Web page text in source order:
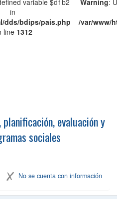
in
dds/bdips/pais.php
line 1312
/var/www/
evaluación y
sociales
No se cuenta con información